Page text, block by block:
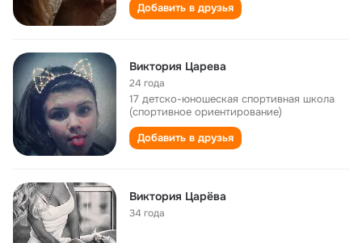
Добавить в друзья
Виктория Царева
24 года
17 детско-юношеская спортивная школа
(спортивное ориентирование)
Добавить в друзья
Виктория Царёва
34 года